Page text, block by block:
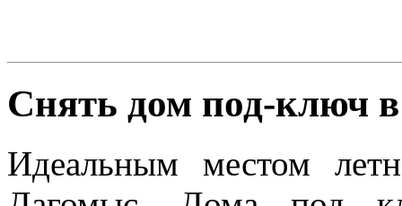
Снять дом под-ключ
Идеальным местом